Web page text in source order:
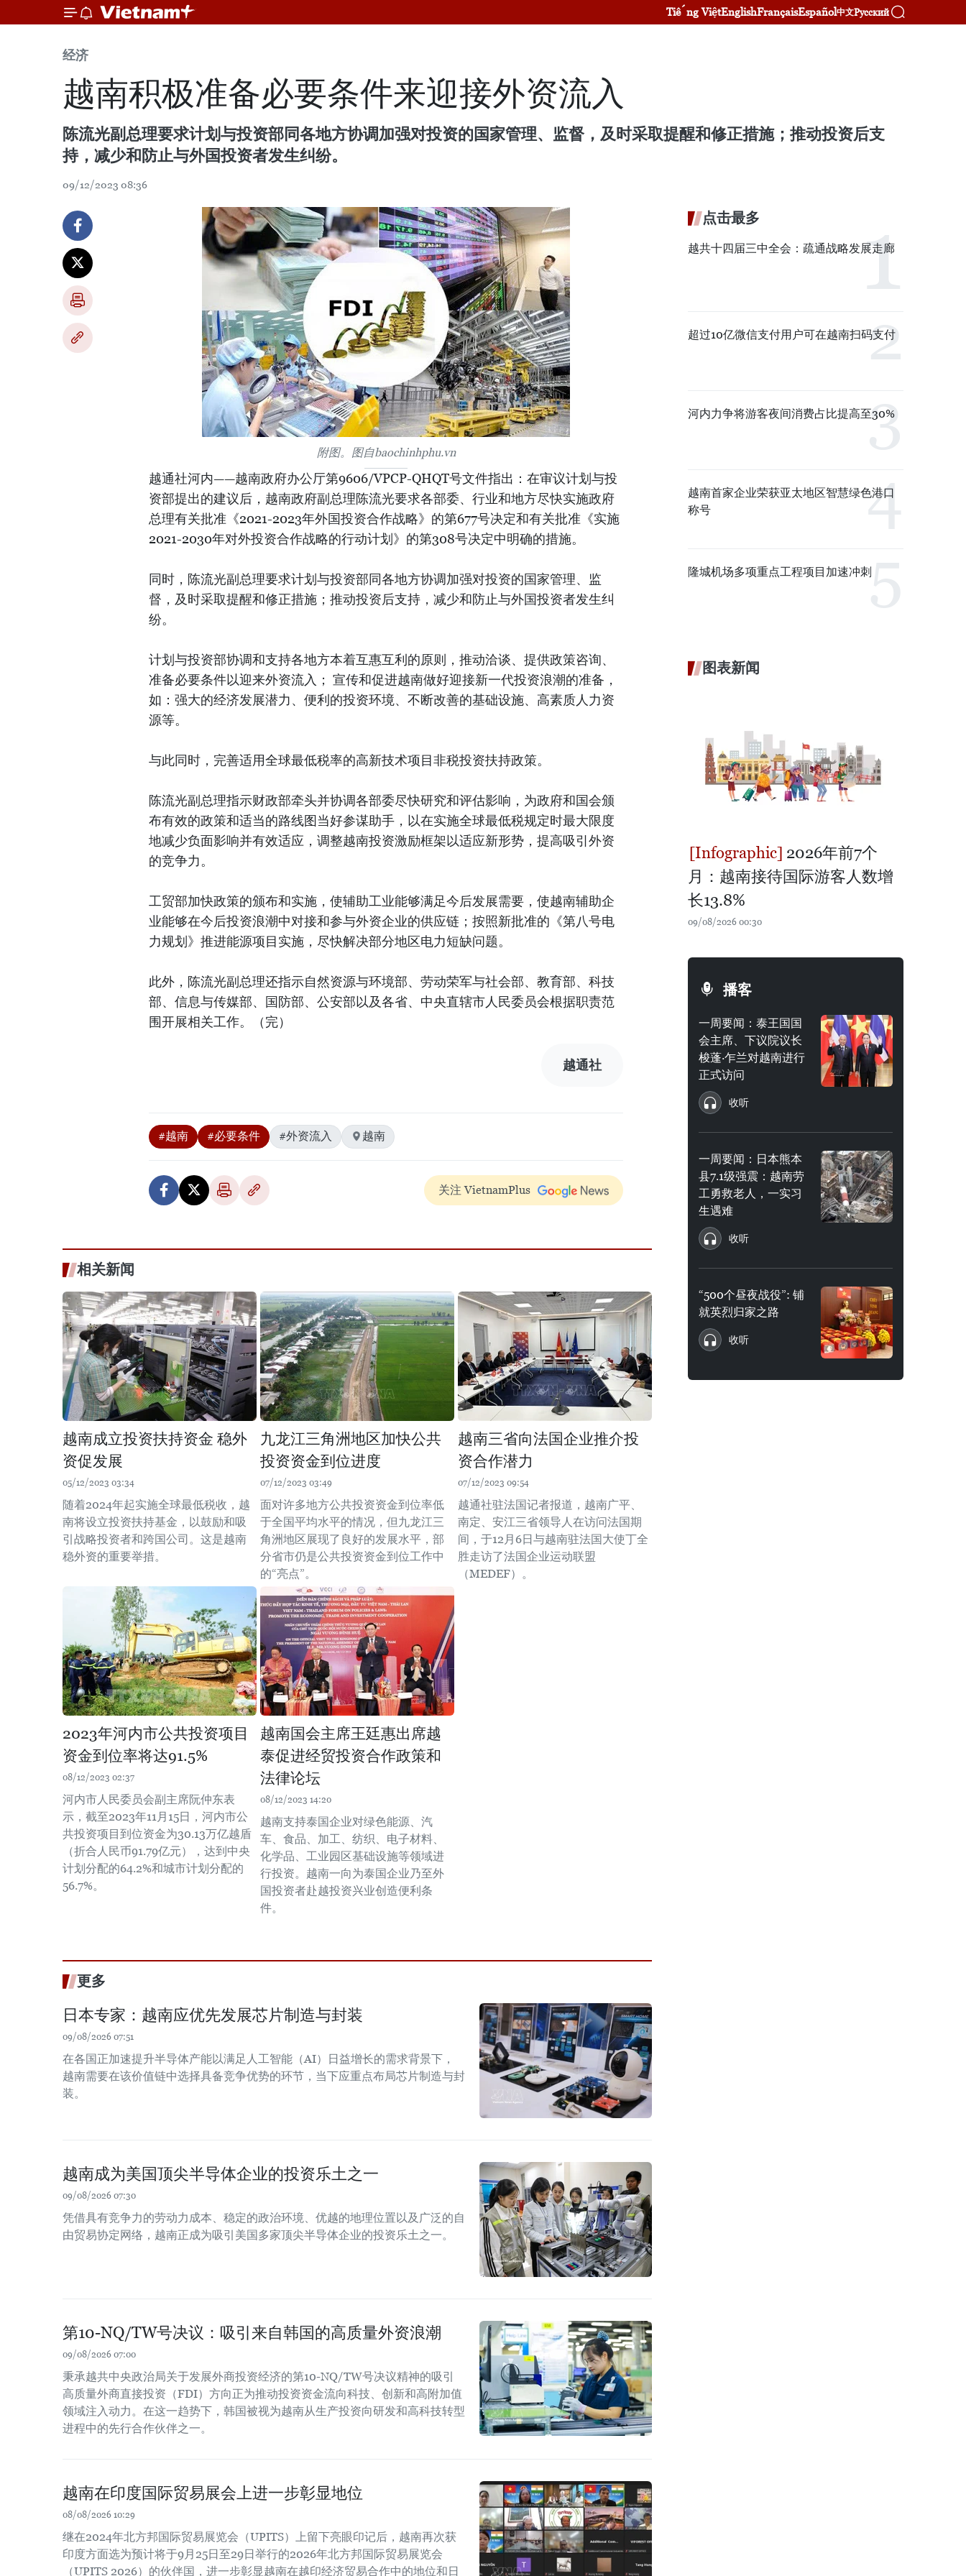
Tiếng ViệtEnglishFrançaisEspañol中文Русский
经济
越南积极准备必要条件来迎接外资流入
陈流光副总理要求计划与投资部同各地方协调加强对投资的国家管理、监督，及时采取提醒和修正措施；推动投资后支
持，减少和防止与外国投资者发生纠纷。
09/12/2023 08:36
附图。图自baochinhphu.vn
越通社河内——越南政府办公厅第9606/VPCP-QHQT号文件指出：在审议计划与投
资部提出的建议后，越南政府副总理陈流光要求各部委、行业和地方尽快实施政府
总理有关批准《2021-2023年外国投资合作战略》的第677号决定和有关批准《实施
2021-2030年对外投资合作战略的行动计划》的第308号决定中明确的措施。
同时，陈流光副总理要求计划与投资部同各地方协调加强对投资的国家管理、监
督，及时采取提醒和修正措施；推动投资后支持，减少和防止与外国投资者发生纠
纷。
计划与投资部协调和支持各地方本着互惠互利的原则，推动洽谈、提供政策咨询、
准备必要条件以迎来外资流入； 宣传和促进越南做好迎接新一代投资浪潮的准备，
如：强大的经济发展潜力、便利的投资环境、不断改善的基础设施、高素质人力资
源等。
与此同时，完善适用全球最低税率的高新技术项目非税投资扶持政策。
陈流光副总理指示财政部牵头并协调各部委尽快研究和评估影响，为政府和国会颁
布有效的政策和适当的路线图当好参谋助手，以在实施全球最低税规定时最大限度
地减少负面影响并有效适应，调整越南投资激励框架以适应新形势，提高吸引外资
的竞争力。
工贸部加快政策的颁布和实施，使辅助工业能够满足今后发展需要，使越南辅助企
业能够在今后投资浪潮中对接和参与外资企业的供应链；按照新批准的《第八号电
力规划》推进能源项目实施，尽快解决部分地区电力短缺问题。
此外，陈流光副总理还指示自然资源与环境部、劳动荣军与社会部、教育部、科技
部、信息与传媒部、国防部、公安部以及各省、中央直辖市人民委员会根据职责范
围开展相关工作。（完）
越通社
#越南 #必要条件 #外资流入 越南
关注 VietnamPlus
相关新闻
越南成立投资扶持资金 稳外
资促发展
05/12/2023 03:34
随着2024年起实施全球最低税收，越
南将设立投资扶持基金，以鼓励和吸
引战略投资者和跨国公司。这是越南
稳外资的重要举措。
九龙江三角洲地区加快公共
投资资金到位进度
07/12/2023 03:49
面对许多地方公共投资资金到位率低
于全国平均水平的情况，但九龙江三
角洲地区展现了良好的发展水平，部
分省市仍是公共投资资金到位工作中
的“亮点”。
越南三省向法国企业推介投
资合作潜力
07/12/2023 09:54
越通社驻法国记者报道，越南广平、
南定、安江三省领导人在访问法国期
间，于12月6日与越南驻法国大使丁全
胜走访了法国企业运动联盟
（MEDEF）。
2023年河内市公共投资项目
资金到位率将达91.5%
08/12/2023 02:37
河内市人民委员会副主席阮仲东表
示，截至2023年11月15日，河内市公
共投资项目到位资金为30.13万亿越盾
（折合人民币91.79亿元），达到中央
计划分配的64.2%和城市计划分配的
56.7%。
越南国会主席王廷惠出席越
泰促进经贸投资合作政策和
法律论坛
08/12/2023 14:20
越南支持泰国企业对绿色能源、汽
车、食品、加工、纺织、电子材料、
化学品、工业园区基础设施等领域进
行投资。越南一向为泰国企业乃至外
国投资者赴越投资兴业创造便利条
件。
更多
日本专家：越南应优先发展芯片制造与封装
09/08/2026 07:51
在各国正加速提升半导体产能以满足人工智能（AI）日益增长的需求背景下，
越南需要在该价值链中选择具备竞争优势的环节，当下应重点布局芯片制造与封
装。
越南成为美国顶尖半导体企业的投资乐土之一
09/08/2026 07:30
凭借具有竞争力的劳动力成本、稳定的政治环境、优越的地理位置以及广泛的自
由贸易协定网络，越南正成为吸引美国多家顶尖半导体企业的投资乐土之一。
第10-NQ/TW号决议：吸引来自韩国的高质量外资浪潮
09/08/2026 07:00
秉承越共中央政治局关于发展外商投资经济的第10-NQ/TW号决议精神的吸引
高质量外商直接投资（FDI）方向正为推动投资资金流向科技、创新和高附加值
领域注入动力。在这一趋势下，韩国被视为越南从生产投资向研发和高科技转型
进程中的先行合作伙伴之一。
越南在印度国际贸易展会上进一步彰显地位
08/08/2026 10:29
继在2024年北方邦国际贸易展览会（UPITS）上留下亮眼印记后，越南再次获
印度方面选为预计将于9月25日至29日举行的2026年北方邦国际贸易展览会
（UPITS 2026）的伙伴国，进一步彰显越南在越印经济贸易合作中的地位和日
点击最多
越共十四届三中全会：疏通战略发展走廊
超过10亿微信支付用户可在越南扫码支付
河内力争将游客夜间消费占比提高至30%
越南首家企业荣获亚太地区智慧绿色港口
称号
隆城机场多项重点工程项目加速冲刺
图表新闻
2026年前7个
月：越南接待国际游客人数增
长13.8%
09/08/2026 00:30
播客
一周要闻：泰王国国
会主席、下议院议长
梭蓬·乍兰对越南进行
正式访问
收听
一周要闻：日本熊本
县7.1级强震：越南劳
工勇救老人，一实习
生遇难
收听
“500个昼夜战役”: 铺
就英烈归家之路
收听